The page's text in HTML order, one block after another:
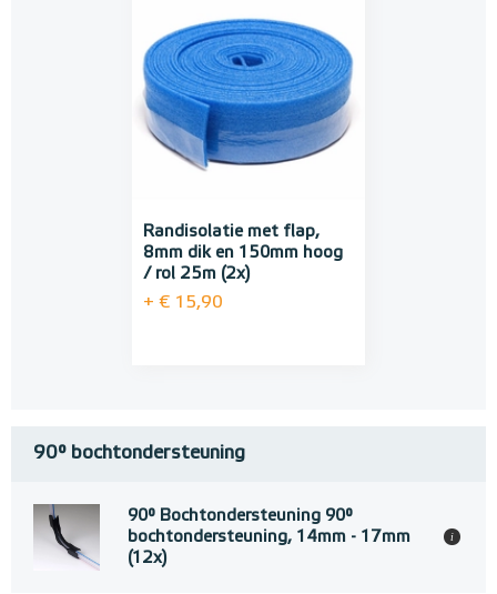
Randisolatie met flap,
8mm dik en 150mm hoog
/ rol 25m (2x)
+ € 15,90
90° bochtondersteuning
90° Bochtondersteuning 90°
bochtondersteuning, 14mm - 17mm
(12x)
i